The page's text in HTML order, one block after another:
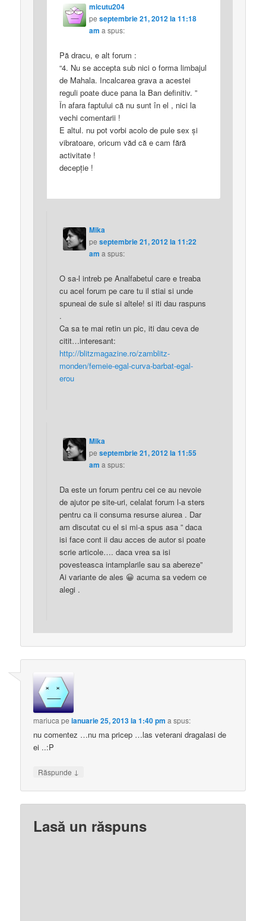
micutu204
peseptembrie 21, 2012 la 11:18
am a spus:
Pă dracu, e alt forum :
“4. Nu se accepta sub nici o forma limbajul
de Mahala. Incalcarea grava a acestei
reguli poate duce pana la Ban definitiv. ”
În afara faptului că nu sunt în el , nici la
vechi comentarii !
E altul. nu pot vorbi acolo de pule sex şi
vibratoare, oricum văd că e cam fără
activitate !
decepţie !
Mika
peseptembrie 21, 2012 la 11:22
am a spus:
O sa-l intreb pe Analfabetul care e treaba
cu acel forum pe care tu il stiai si unde
spuneai de sule si altele! si iti dau raspuns
.
Ca sa te mai retin un pic, iti dau ceva de
citit…interesant:
http://blitzmagazine.ro/zamblitz-
monden/femeie-egal-curva-barbat-egal-
erou
Mika
peseptembrie 21, 2012 la 11:55
am a spus:
Da este un forum pentru cei ce au nevoie
de ajutor pe site-uri, celalat forum l-a sters
pentru ca ii consuma resurse aiurea . Dar
am discutat cu el si mi-a spus asa ” daca
isi face cont ii dau acces de autor si poate
scrie articole…. daca vrea sa isi
povesteasca intamplarile sau sa abereze”
Ai variante de ales 😀 acuma sa vedem ce
alegi .
mariuca peianuarie 25, 2013 la 1:40 pm a spus:
nu comentez …nu ma pricep …las veterani dragalasi de
ei ..:P
Răspunde ↓
Lasă un răspuns